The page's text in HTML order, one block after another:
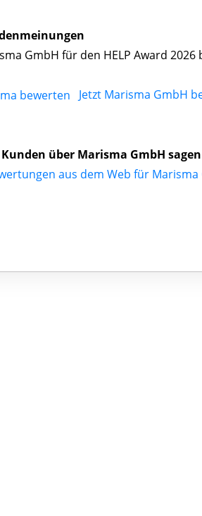
GmbH für den HELP Award 2026
Jetzt Marisma GmbH
Kunden über Marisma GmbH sagen
aus dem Web für Marisma